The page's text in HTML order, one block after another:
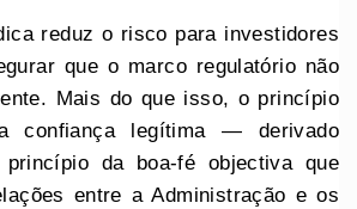
reduz o risco para investidores
que o marco regulatório não
Mais do que isso, o princípio
confiança legítima — derivado
princípio da boa-fé objectiva que
entre a Administração e os